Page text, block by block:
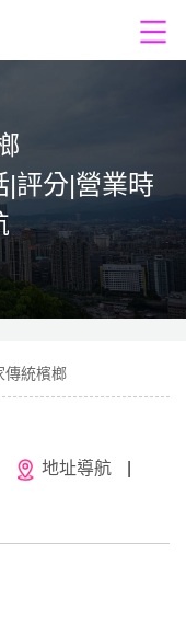
|評分|營業時
傳統檳榔
地址導航